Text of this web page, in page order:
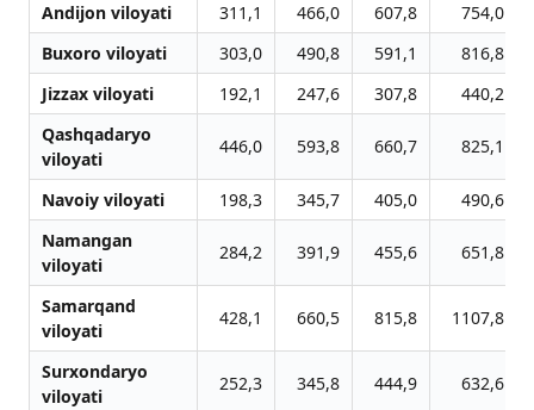
Andijon viloyati 311,1 466,0 607,8
754,0
Buxoro viloyati
303,0 490,8 591,1
816,8
Jizzax viloyati
192,1 247,6 307,8
440,2
Qashqadaryo
viloyati
446,0 593,8 660,7 825,1
Navoiy viloyati 198,3 345,7 405,0
490,6
Namangan
viloyati
284,2 391,9 455,6 651,8
Samarqand
viloyati
428,1 660,5 815,8 1107,8
Surxondaryo
viloyati
252,3 345,8 444,9 632,6